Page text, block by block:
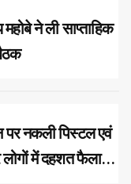
ने ली साप्ताहिक
पर नकली पिस्टल एवं
में दहशत फैलाने